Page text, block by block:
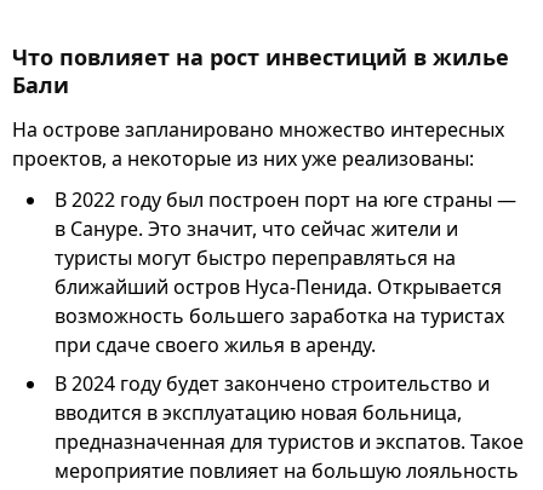
Что повлияет на рост инвестиций в жилье
Бали
На острове запланировано множество интересных
проектов, а некоторые из них уже реализованы:
В 2022 году был построен порт на юге страны —
в Сануре. Это значит, что сейчас жители и
туристы могут быстро переправляться на
ближайший остров Нуса-Пенида. Открывается
возможность большего заработка на туристах
при сдаче своего жилья в аренду.
В 2024 году будет закончено строительство и
вводится в эксплуатацию новая больница,
предназначенная для туристов и экспатов. Такое
мероприятие повлияет на большую лояльность